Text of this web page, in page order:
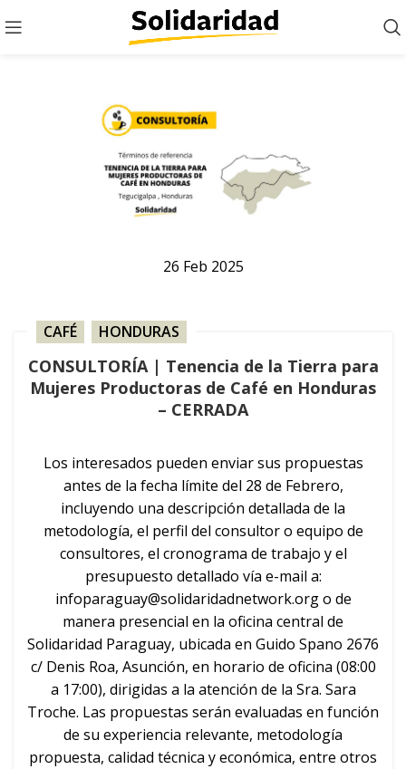
26 Feb 2025
CAFÉ HONDURAS
CONSULTORÍA | Tenencia de la Tierra para
Mujeres Productoras de Café en Honduras
– CERRADA
Los interesados pueden enviar sus propuestas
antes de la fecha límite del 28 de Febrero,
incluyendo una descripción detallada de la
metodología, el perfil del consultor o equipo de
consultores, el cronograma de trabajo y el
presupuesto detallado vía e-mail a:
infoparaguay@solidaridadnetwork.orgo de
manera presencial en la oficina central de
Solidaridad Paraguay, ubicada en Guido Spano 2676
c/ Denis Roa, Asunción, en horario de oficina (08:00
a 17:00), dirigidas a la atención de la Sra. Sara
Troche. Las propuestas serán evaluadas en función
de su experiencia relevante, metodología
propuesta, calidad técnica y económica, entre otros